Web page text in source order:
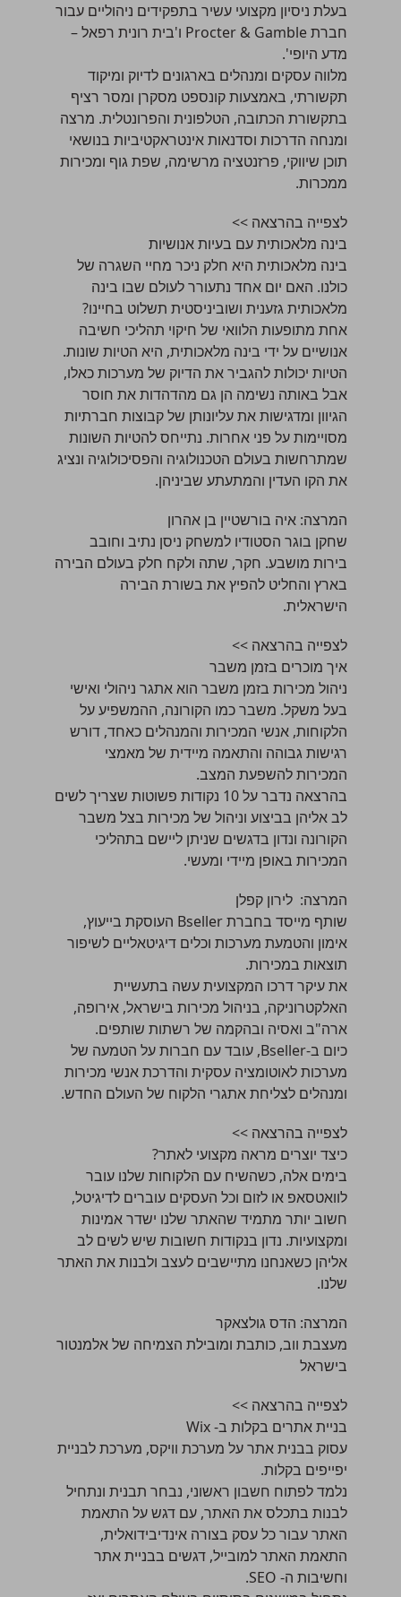
בעלת ניסיון מקצועי עשיר בתפקידים ניהוליים עבור
חברת Procter & Gamble ו'בית רונית רפאל –
מדע היופי'.
מלווה עסקים ומנהלים בארגונים לדיוק ומיקוד
תקשורתי, באמצעות קונספט מסקרן ומסר רציף
בתקשורת הכתובה, הטלפונית והפרונטלית. מרצה
ומנחה הדרכות וסדנאות אינטראקטיביות בנושאי
תוכן שיווקי, פרזנטציה מרשימה, שפת גוף ומכירות
ממכרות.
לצפייה בהרצאה >>
בינה מלאכותית עם בעיות אנושיות
בינה מלאכותית היא חלק ניכר מחיי השגרה של
כולנו. האם יום אחד נתעורר לעולם שבו בינה
מלאכותית גזענית ושוביניסטית תשלוט בחיינו?
אחת מתופעות הלוואי של חיקוי תהליכי חשיבה
אנושיים על ידי בינה מלאכותית, היא הטיות שונות.
הטיות יכולות להגביר את הדיוק של מערכות כאלו,
אבל באותה נשימה הן גם מהדהדות את חוסר
הגיוון ומדגישות את עליונותן של קבוצות חברתיות
מסויימות על פני אחרות. נתייחס להטיות השונות
שמתרחשות בעולם הטכנולוגיה והפסיכולוגיה ונציג
את הקו העדין והמתעתע שביניהן.
המרצה:איה בורשטיין בן אהרון
שחקן בוגר הסטודיו למשחק ניסן נתיב וחובב
בירות מושבע. חקר, שתה ולקח חלק בעולם הבירה
בארץ והחליט להפיץ את בשורת הבירה
הישראלית.
לצפייה בהרצאה >>
איך מוכרים בזמן משבר
ניהול מכירות בזמן משבר הוא אתגר ניהולי ואישי
בעל משקל. משבר כמו הקורונה, ההמשפיע על
הלקוחות, אנשי המכירות והמנהלים כאחד, דורש
רגישות גבוהה והתאמה מיידית של מאמצי
המכירות להשפעת המצב.
בהרצאה נדבר על 10 נקודות פשוטות שצריך לשים
לב אליהן בביצוע וניהול של מכירות בצל משבר
הקורונה ונדון בדגשים שניתן ליישם בתהליכי
המכירות באופן מיידי ומעשי.
המרצה:לירון קפלן
שותף מייסד בחברתBseller העוסקת בייעוץ,
אימון והטמעת מערכות וכלים דיגיטאליים לשיפור
תוצאות במכירות.
את עיקר דרכו המקצועית עשה בתעשיית
האלקטרוניקה, בניהול מכירות בישראל, אירופה,
ארה"ב ואסיה ובהקמה של רשתות שותפים.
כיום ב-Bseller, עובד עם חברות על הטמעה של
מערכות לאוטומציה עסקית והדרכת אנשי מכירות
ומנהלים לצליחת אתגרי הלקוח של העולם החדש.
לצפייה בהרצאה >>
כיצד יוצרים מראה מקצועי לאתר?
בימים אלה, כשהשיח עם הלקוחות שלנו עובר
לוואטסאפ או לזום וכל העסקים עוברים לדיגיטל,
חשוב יותר מתמיד שהאתר שלנו ישדר אמינות
ומקצועיות. נדון בנקודות חשובות שיש לשים לב
אליהן כשאנחנו מתיישבים לעצב ולבנות את האתר
שלנו.
המרצה: הדס גולצאקר
מעצבת ווב, כותבת ומובילת הצמיחה של אלמנטור
בישראל
לצפייה בהרצאה >>
בניית אתרים בקלות ב- Wix
עסוק בבנית אתר על מערכת וויקס, מערכת לבניית
יפייפים בקלות.
נלמד לפתוח חשבון ראשוני, נבחר תבנית ונתחיל
לבנות בתכלס את האתר, עם דגש על התאמת
האתר עבור כל עסק בצורה אינדיבידואלית,
התאמת האתר למובייל, דגשים בבניית אתר
וחשיבות ה- SEO.